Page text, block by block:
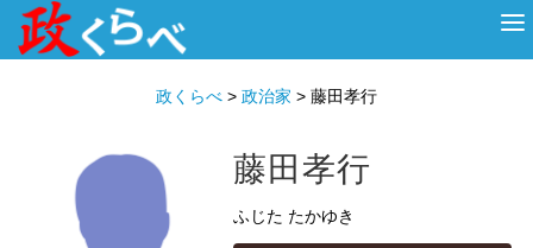
政くらべ > 政治家 > 藤田孝行
藤田孝行
ふじた たかゆき